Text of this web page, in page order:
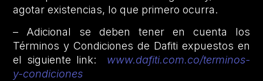
agotar existencias, lo que primero ocurra.
– Adicional se deben tener en cuenta los
Términos y Condiciones de Dafiti expuestos en
el siguiente link: www.dafiti.com.co/terminos-
y-condiciones